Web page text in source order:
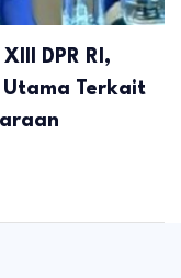
DPR RI,
Utama Terkait